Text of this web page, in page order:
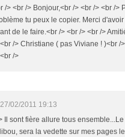
/> <br /> Bonjour,<br /> <br /> <br />
tu peux le copier. Merci
de le faire.<br /> <br /> <br />
/> Christiane ( pas Viviane ! )<br /
/>
27/02/2011 19:13
Il sont fière allure tous
sera la vedette sur mes pages